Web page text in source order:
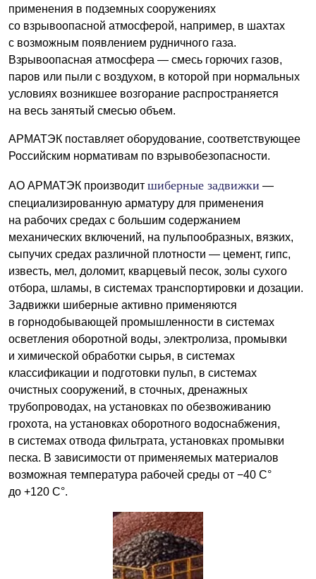
применения в подземных сооружениях
со взрывоопасной атмосферой, например, в шахтах
с возможным появлением рудничного газа.
Взрывоопасная атмосфера — смесь горючих газов,
паров или пыли с воздухом, в которой при нормальных
условиях возникшее возгорание распространяется
на весь занятый смесью объем.
АРМАТЭК поставляет оборудование, соответствующее
Российским нормативам по взрывобезопасности.
АО АРМАТЭК производит шиберные задвижки —
специализированную арматуру для применения
на рабочих средах с большим содержанием
механических включений, на пульпообразных, вязких,
сыпучих средах различной плотности — цемент, гипс,
известь, мел, доломит, кварцевый песок, золы сухого
отбора, шламы, в системах транспортировки и дозации.
Задвижки шиберные активно применяются
в горнодобывающей промышленности в системах
осветления оборотной воды, электролиза, промывки
и химической обработки сырья, в системах
классификации и подготовки пульп, в системах
очистных сооружений, в сточных, дренажных
трубопроводах, на установках по обезвоживанию
грохота, на установках оборотного водоснабжения,
в системах отвода фильтрата, установках промывки
песка. В зависимости от применяемых материалов
возможная температура рабочей среды от −40 С°
до +120 С°.